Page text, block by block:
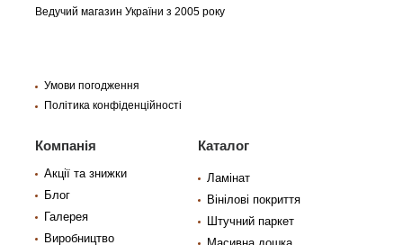
Ведучий магазин України з 2005 року
Умови погодження
Політика конфіденційності
Компанія
Акції та знижки
Блог
Галерея
Виробництво
Каталог
Ламінат
Вінілові покриття
Штучний паркет